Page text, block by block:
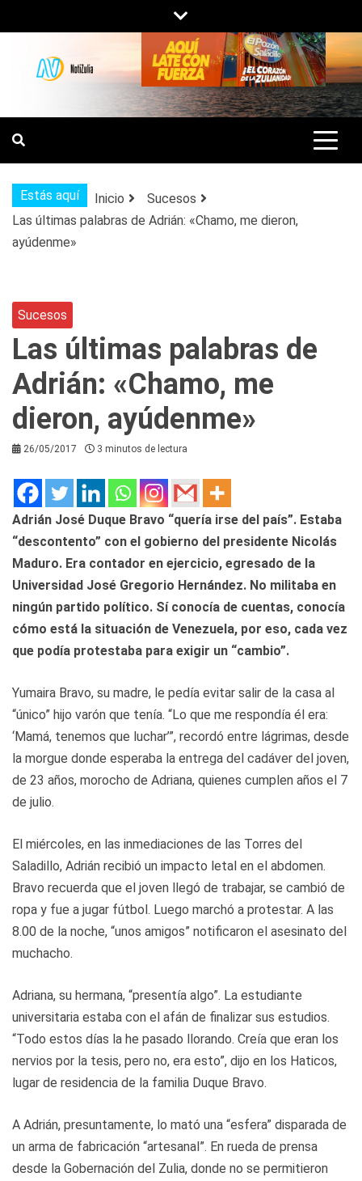
al
contenido
NOTIZULIA
NOTICIAS DEL ZULIA, VENEZUELA Y
DE INTERÉS GENERAL.
Estás aquí Inicio
Sucesos
Las últimas palabras de Adrián: «Chamo, me dieron,
ayúdenme»
Sucesos
Las últimas palabras de
Adrián: «Chamo, me
dieron, ayúdenme»
26/05/2017 3 minutos de lectura
Adrián José Duque Bravo “quería irse del país”. Estaba
“descontento” con el gobierno del presidente Nicolás
Maduro. Era contador en ejercicio, egresado de la
Universidad José Gregorio Hernández. No militaba en
ningún partido político. Sí conocía de cuentas, conocía
cómo está la situación de Venezuela, por eso, cada vez
que podía protestaba para exigir un “cambio”.
Yumaira Bravo, su madre, le pedía evitar salir de la casa al
“único” hijo varón que tenía. “Lo que me respondía él era:
‘Mamá, tenemos que luchar’”, recordó entre lágrimas, desde
la morgue donde esperaba la entrega del cadáver del joven,
de 23 años, morocho de Adriana, quienes cumplen años el 7
de julio.
El miércoles, en las inmediaciones de las Torres del
Saladillo, Adrián recibió un impacto letal en el abdomen.
Bravo recuerda que el joven llegó de trabajar, se cambió de
ropa y fue a jugar fútbol. Luego marchó a protestar. A las
8.00 de la noche, “unos amigos” notificaron el asesinato del
muchacho.
Adriana, su hermana, “presentía algo”. La estudiante
universitaria estaba con el afán de finalizar sus estudios.
“Todo estos días la he pasado llorando. Creía que eran los
nervios por la tesis, pero no, era esto”, dijo en los Haticos,
lugar de residencia de la familia Duque Bravo.
A Adrián, presuntamente, lo mató una “esfera” disparada de
un arma de fabricación “artesanal”. En rueda de prensa
desde la Gobernación del Zulia, donde no se permitieron